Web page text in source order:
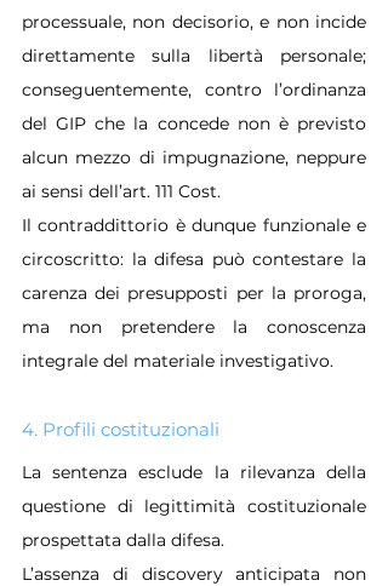
processuale, non decisorio, e non incide
direttamente sulla libertà personale;
conseguentemente, contro l’ordinanza
del GIP che la concede non è previsto
alcun mezzo di impugnazione, neppure
ai sensi dell’art. 111 Cost.
Il contraddittorio è dunque funzionale e
circoscritto: la difesa può contestare la
carenza dei presupposti per la proroga,
ma non pretendere la conoscenza
integrale del materiale investigativo.
4. Profili costituzionali
La sentenza esclude la rilevanza della
questione di legittimità costituzionale
prospettata dalla difesa.
L’assenza di discovery anticipata non